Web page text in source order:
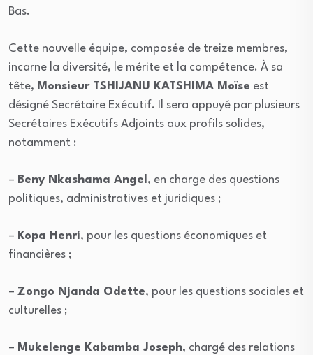
Bas.
Cette nouvelle équipe, composée de treize membres,
incarne la diversité, le mérite et la compétence. À sa
tête, Monsieur TSHIJANU KATSHIMA Moïse est
désigné Secrétaire Exécutif. Il sera appuyé par plusieurs
Secrétaires Exécutifs Adjoints aux profils solides,
notamment :
– Beny Nkashama Angel , en charge des questions
politiques, administratives et juridiques ;
– Kopa Henri, pour les questions économiques et
financières ;
– Zongo Njanda Odette, pour les questions sociales et
culturelles ;
– Mukelenge Kabamba Joseph, chargé des relations